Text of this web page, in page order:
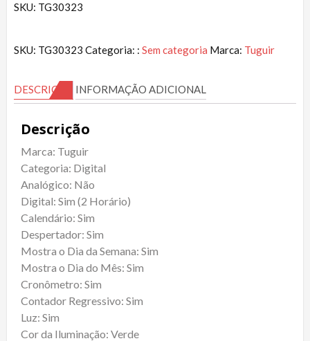
SKU: TG30323
SKU: TG30323 Categoria: : Sem categoria Marca: Tuguir
DESCRIÇÃO INFORMAÇÃO ADICIONAL
Descrição
Marca: Tuguir
Categoria: Digital
Analógico: Não
Digital: Sim (2 Horário)
Calendário: Sim
Despertador: Sim
Mostra o Dia da Semana: Sim
Mostra o Dia do Mês: Sim
Cronômetro: Sim
Contador Regressivo: Sim
Luz: Sim
Cor da Iluminação: Verde